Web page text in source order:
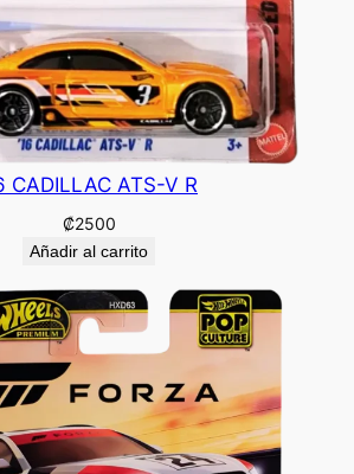
CADILLAC ATS-V R
₡2500
Añadir al carrito